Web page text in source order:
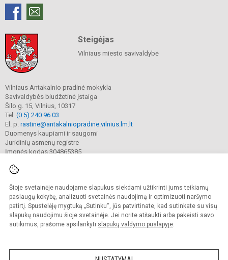
Šioje svetainėje naudojame slapukus siekdami užtikrinti jums teikiamų
paslaugų kokybę, analizuoti svetainės naudojimą ir optimizuoti naršymo
patirtį. Spustelėję mygtuką „Sutinku“, jūs patvirtinate, kad sutinkate su visų
slapukų naudojimu šioje svetainėje. Jei norite atšaukti arba pakeisti savo
sutikimus, prašome apsilankyti slapukų valdymo puslapyje.
Steigėjas
Vilniaus miesto savivaldybė
Vilniaus Antakalnio pradinė mokykla
Savivaldybės biudžetinė įstaiga
Šilo g. 15, Vilnius, 10317
Tel. (0 5) 240 96 03
El. p. rastine@antakalniopradine.vilnius.lm.lt
Duomenys kaupiami ir saugomi
Juridinių asmenų registre
Įmonės kodas 304865385
© 2023. Vilniaus Antakalnio pradinė mokykla. Visos teisės saugomos.
Kopijuoti turinį be raštiško gimnazijos sutikimo griežtai draudžiama.
Prieinamumo paraiška Slapukų valdymas
Sumanus būdas atnaujinti